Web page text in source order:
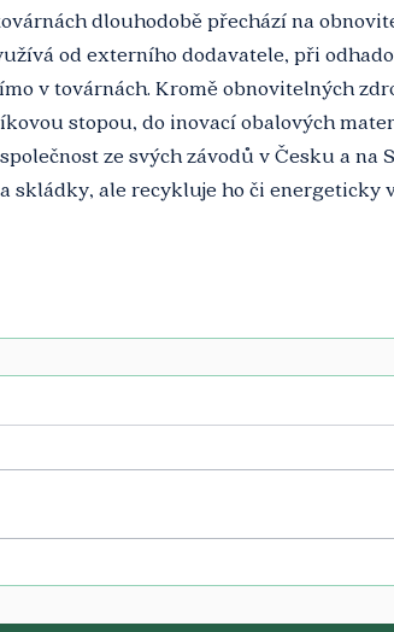
dlouhodobě přechází na
od externího dodavatele, při
v továrnách. Kromě obnovitelných
stopou, do inovací obalových
ze svých závodů v Česku a na
skládky, ale recykluje ho či energeticky